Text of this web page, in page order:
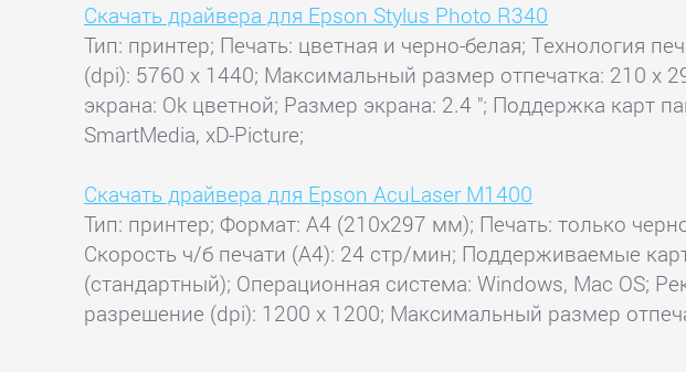
Скачать драйвера для Epson Stylus Photo R340
Тип: принтер; Печать: цветная и черно-белая; Технология
(dpi): 5760 x 1440; Максимальный размер отпечатка: 210 x
экрана: Ok цветной; Размер экрана: 2.4 "; Поддержка карт
SmartMedia, xD-Picture;
Скачать драйвера для Epson AcuLaser M1400
Тип: принтер; Формат: A4 (210x297 мм); Печать: только
Скорость ч/б печати (А4): 24 стр/мин; Поддерживаемые
(стандартный); Операционная система: Windows, Mac OS;
разрешение (dpi): 1200 x 1200; Максимальный размер